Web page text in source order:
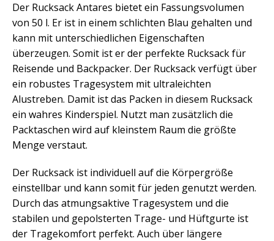
Der Rucksack Antares bietet ein Fassungsvolumen
von 50 l. Er ist in einem schlichten Blau gehalten und
kann mit unterschiedlichen Eigenschaften
überzeugen. Somit ist er der perfekte Rucksack für
Reisende und Backpacker. Der Rucksack verfügt über
ein robustes Tragesystem mit ultraleichten
Alustreben. Damit ist das Packen in diesem Rucksack
ein wahres Kinderspiel. Nutzt man zusätzlich die
Packtaschen wird auf kleinstem Raum die größte
Menge verstaut.
Der Rucksack ist individuell auf die Körpergröße
einstellbar und kann somit für jeden genutzt werden.
Durch das atmungsaktive Tragesystem und die
stabilen und gepolsterten Trage- und Hüftgurte ist
der Tragekomfort perfekt. Auch über längere